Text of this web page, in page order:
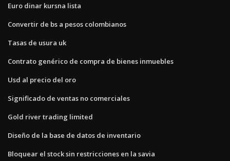
Euro dinar kursna lista
Convertir de bs a pesos colombianos
Tasas de usura uk
Contrato genérico de compra de bienes inmuebles
Usd al precio del oro
Significado de ventas no comerciales
Gold river trading limited
Diseño de la base de datos de inventario
Bloquear el stock sin restricciones en la savia